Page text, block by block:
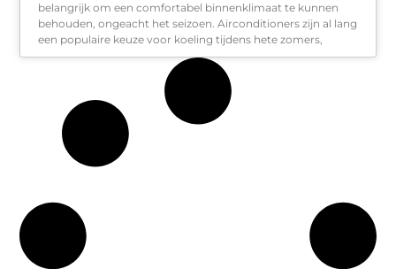
belangrijk om een comfortabel binnenklimaat te kunnen
behouden, ongeacht het seizoen. Airconditioners zijn al lang
een populaire keuze voor koeling tijdens hete zomers,